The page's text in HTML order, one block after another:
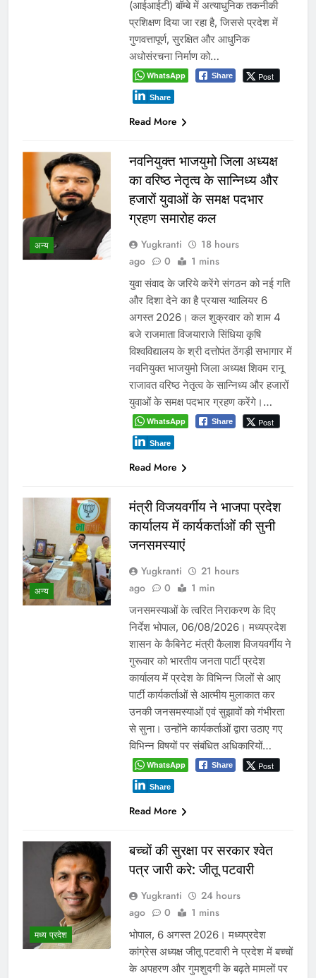
(आईआईटी) बॉम्बे में अत्याधुनिक तकनीकी
प्रशिक्षण दिया जा रहा है, जिससे प्रदेश में
गुणवत्तापूर्ण, सुरक्षित और आधुनिक
अधोसंरचना निर्माण को…
WhatsApp Share Post
Share
Read More
अन्य
नवनियुक्त भाजयुमो जिला अध्यक्ष
का वरिष्ठ नेतृत्व के सान्निध्य और
हजारों युवाओं के समक्ष पदभार
ग्रहण समारोह कल
Yugkranti
18 hours
ago
0 1 mins
युवा संवाद के जरिये करेंगे संगठन को नई गति
और दिशा देने का है प्रयास ग्वालियर 6
अगस्त 2026। कल शुक्रवार को शाम 4
बजे राजमाता विजयाराजे सिंधिया कृषि
विश्वविद्यालय के श्री दत्तोपंत ठेंगड़ी सभागार में
नवनियुक्त भाजयुमो जिला अध्यक्ष शिवम रानू
राजावत वरिष्ठ नेतृत्व के सान्निध्य और हजारों
युवाओं के समक्ष पदभार ग्रहण करेंगे।…
WhatsApp Share Post
Share
Read More
अन्य
मंत्री विजयवर्गीय ने भाजपा प्रदेश
कार्यालय में कार्यकर्ताओं की सुनी
जनसमस्याएं
Yugkranti
21 hours
ago
0 1 min
जनसमस्याओं के त्वरित निराकरण के दिए
निर्देश भोपाल, 06/08/2026। मध्यप्रदेश
शासन के कैबिनेट मंत्री कैलाश विजयवर्गीय ने
गुरूवार को भारतीय जनता पार्टी प्रदेश
कार्यालय में प्रदेश के विभिन्न जिलों से आए
पार्टी कार्यकर्ताओं से आत्मीय मुलाकात कर
उनकी जनसमस्याओं एवं सुझावों को गंभीरता
से सुना। उन्होंने कार्यकर्ताओं द्वारा उठाए गए
विभिन्न विषयों पर संबंधित अधिकारियों…
WhatsApp Share Post
Share
Read More
मध्य प्रदेश
बच्चों की सुरक्षा पर सरकार श्वेत
पत्र जारी करे: जीतू पटवारी
Yugkranti
24 hours
ago
0 1 mins
भोपाल, 6 अगस्त 2026। मध्यप्रदेश
कांग्रेस अध्यक्ष जीतू पटवारी ने प्रदेश में बच्चों
के अपहरण और गुमशुदगी के बढ़ते मामलों पर